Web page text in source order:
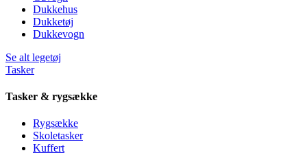
Dukkehus
Dukketøj
Dukkevogn
Se alt legetøj
Tasker
Tasker & rygsække
Rygsække
Skoletasker
Kuffert